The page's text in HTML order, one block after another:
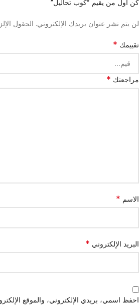
كن أول من يقيم “كوب تحاليل”
لن يتم نشر عنوان بريدك الإلكتروني. الحقول
تقييمك *
مراجعتك *
الاسم *
البريد الإلكتروني *
احفظ اسمي، بريدي الإلكتروني، والموقع